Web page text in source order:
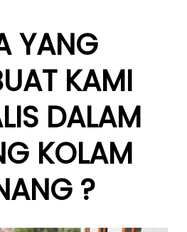
YANG
KAMI
DALAM
KOLAM
?